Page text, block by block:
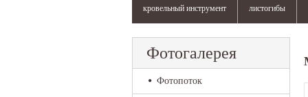
кровельный инструмент листогибы
Фотогалерея
Фотопоток